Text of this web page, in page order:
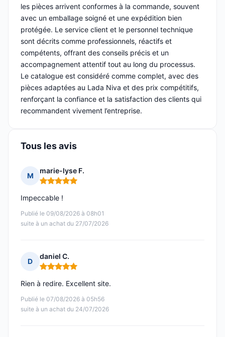
les pièces arrivent conformes à la commande, souvent
avec un emballage soigné et une expédition bien
protégée. Le service client et le personnel technique
sont décrits comme professionnels, réactifs et
compétents, offrant des conseils précis et un
accompagnement attentif tout au long du processus.
Le catalogue est considéré comme complet, avec des
pièces adaptées au Lada Niva et des prix compétitifs,
renforçant la confiance et la satisfaction des clients qui
recommandent vivement l’entreprise.
Tous les avis
M
marie-lyse F.
Note : 5 sur 5
Publié le 09/08/2026 à 08h01
suite à un achat du 27/07/2026
Impeccable !
D
daniel C.
Note : 5 sur 5
Publié le 07/08/2026 à 05h56
suite à un achat du 24/07/2026
Rien à redire. Excellent site.